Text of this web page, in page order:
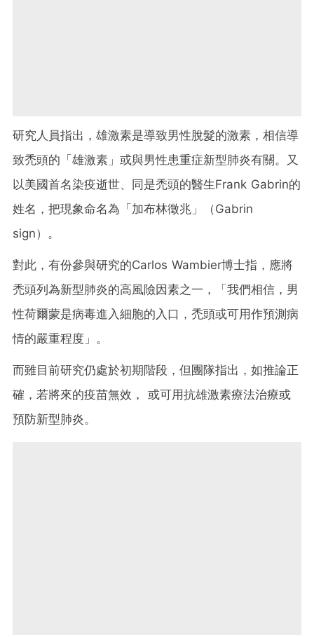
研究人員指出，雄激素是導致男性脫髮的激素，相信導
致禿頭的「雄激素」或與男性患重症新型肺炎有關。又
以美國首名染疫逝世、同是禿頭的醫生Frank Gabrin的
姓名，把現象命名為「加布林徵兆」（Gabrin
sign）。
對此，有份參與研究的Carlos Wambier博士指，應將
禿頭列為新型肺炎的高風險因素之一，「我們相信，男
性荷爾蒙是病毒進入細胞的入口，禿頭或可用作預測病
情的嚴重程度」。
而雖目前研究仍處於初期階段，但團隊指出，如推論正
確，若將來的疫苗無效， 或可用抗雄激素療法治療或
預防新型肺炎。